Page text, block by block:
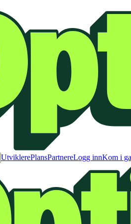
UtviklerePlansPartnereLogg innKom i